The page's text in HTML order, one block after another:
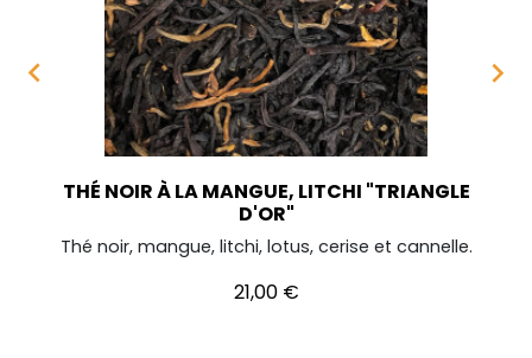

THÉ NOIR À LA MANGUE, LITCHI "TRIANGLE
D'OR"
Thé noir, mangue, litchi, lotus, cerise et cannelle.
Prix
21,00 €
